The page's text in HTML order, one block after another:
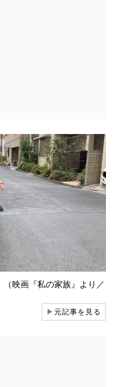
映画『私の家族』より／
▶元記事を見る